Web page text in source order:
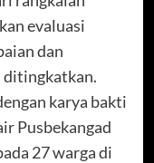
evaluasi
dan
ditingkatkan.
karya bakti
Pusbekangad
27 warga di